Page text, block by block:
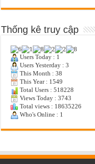
Thống kê truy cập
Users Today : 1
Users Yesterday : 3
This Month : 38
This Year : 1549
Total Users : 518228
Views Today : 3743
Total views : 18635226
Who's Online : 1